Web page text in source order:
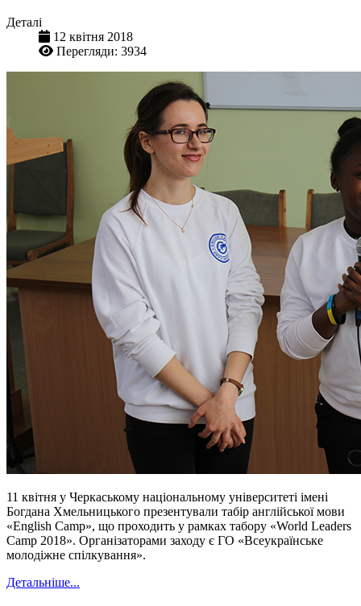
Деталі
12 квітня 2018
Перегляди: 3934
11 квітня у Черкаському національному університеті імені
Богдана Хмельницького презентували табір англійської мови
«English Camp», що проходить у рамках табору «World Leaders
Camp 2018». Організаторами заходу є ГО «Всеукраїнське
молодіжне спілкування».
Детальніше...